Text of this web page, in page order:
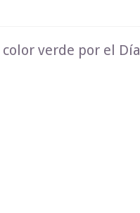
verde por el Día